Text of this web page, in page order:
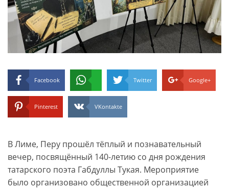
Facebook Twitter Google+
Pinterest VKontakte
В Лиме, Перу прошёл тёплый и познавательный
вечер, посвящённый 140-летию со дня рождения
татарского поэта Габдуллы Тукая. Мероприятие
было организовано общественной организацией